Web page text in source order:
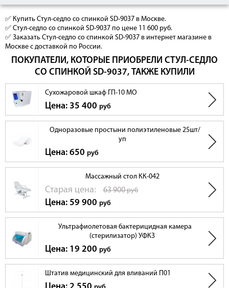
✅ Купить Стул-седло со спинкой SD-9037 в Москве.
✅ Стул-седло со спинкой SD-9037 по цене 11 600 руб.
✅ Заказать Стул-седло со спинкой SD-9037 в интернет магазине в
Москве с доставкой по России.
ПОКУПАТЕЛИ, КОТОРЫЕ ПРИОБРЕЛИ СТУЛ-СЕДЛО
СО СПИНКОЙ SD-9037, ТАКЖЕ КУПИЛИ
Сухожаровой шкаф ГП-10 МО
Цена: 35 400 руб
Одноразовые простыни полиэтиленовые 25шт/
уп
Цена: 650 руб
Массажный стол КК-042
Cтарая цена: 63 900руб
Цена: 59 900 руб
Ультрафиолетовая бактерицидная камера
(стерилизатор) УФКЗ
Цена: 19 200 руб
Штатив медицинский для вливаний П01